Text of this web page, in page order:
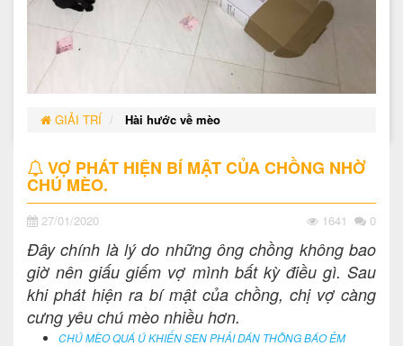
GIẢI TRÍ Hài hước về mèo
VỢ PHÁT HIỆN BÍ MẬT CỦA CHỒNG NHỜ
CHÚ MÈO.
27/01/2020 1641 0
Đây chính là lý do những ông chồng không bao
giờ nên giấu giếm vợ mình bất kỳ điều gì. Sau
khi phát hiện ra bí mật của chồng, chị vợ càng
cưng yêu chú mèo nhiều hơn.
CHÚ MÈO QUÁ Ú KHIẾN SEN PHẢI DÁN THÔNG BÁO ẺM